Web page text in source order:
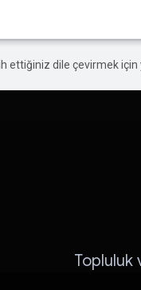
ettiğiniz dile çevirmek